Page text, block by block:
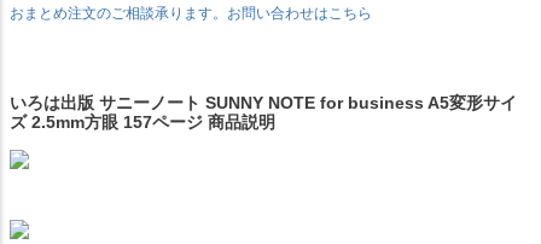
おまとめ注文のご相談承ります。お問い合わせはこちら
いろは出版 サニーノート SUNNY NOTE for business A5変形サイ
ズ 2.5mm方眼 157ページ 商品説明